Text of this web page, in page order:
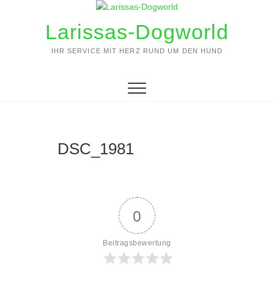
Larissas-Dogworld
IHR SERVICE MIT HERZ RUND UM DEN HUND
DSC_1981
0
Beitragsbewertung